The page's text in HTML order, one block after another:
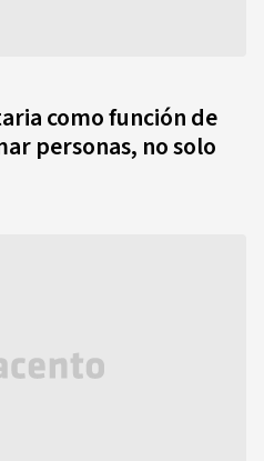
como función de
personas, no solo